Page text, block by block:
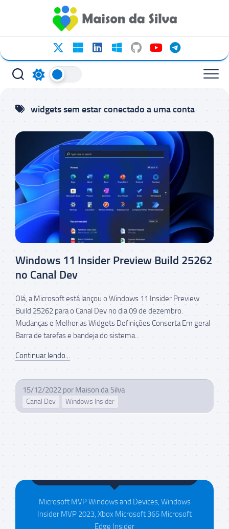
conteúdo
widgets sem estar conectado a uma conta
Windows 11 Insider Preview Build 25262
no Canal Dev
Olá, a Microsoft está lançou o Windows 11 Insider Preview
Build 25262 para o Canal Dev no dia 09 de dezembro.
Mudanças e Melhorias Widgets Definições Conserta Em geral
Barra de tarefas e bandeja do sistema...
Continuar lendo...
15/12/2022 por Maison da Silva
Canal Dev Windows Insider
Maison da Silva
Microsoft MVP Windows and Devices, Windows
Insider MVP 2023, Xbox Microsoft 365 Microsoft
Edge Insider